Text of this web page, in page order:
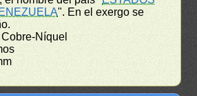
". En el exergo se
Cobre-Níquel